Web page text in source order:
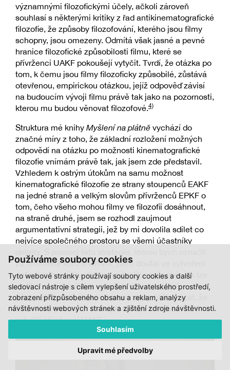
Používáme soubory cookies
Tyto webové stránky používají soubory cookies a další
sledovací nástroje s cílem vylepšení uživatelského prostředí,
zobrazení přizpůsobeného obsahu a reklam, analýzy
návštěvnosti webových stránek a zjištění zdroje návštěvnosti.
Souhlasím
Upravit mé předvolby
významnými filozofickými účely, ačkoli zároveň
souhlasí s některými kritiky z řad antikinematografické
filozofie, že způsoby filozofování, kterého jsou filmy
schopny, jsou omezeny. Odmítá však jasné a pevné
hranice filozofické způsobilosti filmu, které se
přívrženci UAKF pokoušejí vytyčit. Tvrdí, že otázka po
tom, k čemu jsou filmy filozoficky způsobilé, zůstává
otevřenou, empirickou otázkou, jejíž odpověď závisí
na budoucím vývoji filmu právě tak jako na pozornosti,
kterou mu budou věnovat filozofové. 4)
Struktura mé knihy Myšlení na plátně vychází do
značné míry z toho, že základní rozložení možných
odpovědí na otázku po možnosti kinematografické
filozofie vnímám právě tak, jak jsem zde představil.
Vzhledem k ostrým útokům na samu možnost
kinematografické filozofie ze strany stoupenců EAKF
na jedné straně a velkým slovům přívrženců EPKF o
tom, čeho všeho mohou filmy ve filozofii dosáhnout,
na straně druhé, jsem se rozhodl zaujmout
argumentativní strategii, jež by mi dovolila sdílet co
nejvíce společného prostoru se všemi účastníky
za umírněně konzervativní, jsem doufal ve vytvoření
definitivního výčtu alespoň několika způsobů, jak lze
ve filmu – či jak říkám ve své knize, na plátně –
pěstovat filozofii. Zároveň jsem také chtěl ukázat, že
filozofický potenciál filmu přesahuje hranice, které
vytyčili přívrženci UAKF.